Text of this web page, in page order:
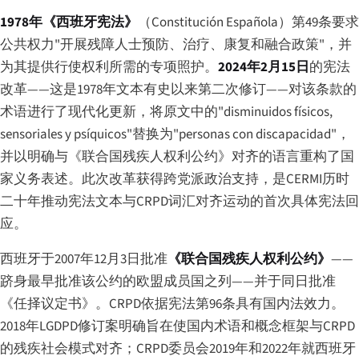
1978年《西班牙宪法》 （Constitución Española）第49条要求
公共权力"开展残障人士预防、治疗、康复和融合政策"，并
为其提供行使权利所需的专项照护。 2024年2月15日的宪法
改革——这是1978年文本有史以来第二次修订——对该条款的
术语进行了现代化更新，将原文中的"disminuidos físicos,
sensoriales y psíquicos"替换为"personas con discapacidad"，
并以明确与《联合国残疾人权利公约》对齐的语言重构了国
家义务表述。此次改革获得跨党派政治支持，是CERMI历时
二十年推动宪法文本与CRPD词汇对齐运动的首次具体宪法回
应。
西班牙于2007年12月3日批准 《联合国残疾人权利公约》 ——
跻身最早批准该公约的欧盟成员国之列——并于同日批准
《任择议定书》。CRPD依据宪法第96条具有国内法效力。
2018年LGDPD修订案明确旨在使国内术语和概念框架与CRPD
的残疾社会模式对齐；CRPD委员会2019年和2022年就西班牙